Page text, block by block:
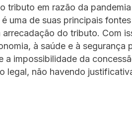
tributo em razão da
uma de suas principais
do tributo. Com
à saúde e à
a impossibilidade da
legal, não havendo